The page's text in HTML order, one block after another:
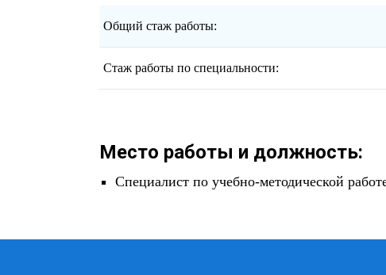
Общий стаж работы:
Стаж работы по специальности:
Место работы и должность:
Специалист по учебно-методической